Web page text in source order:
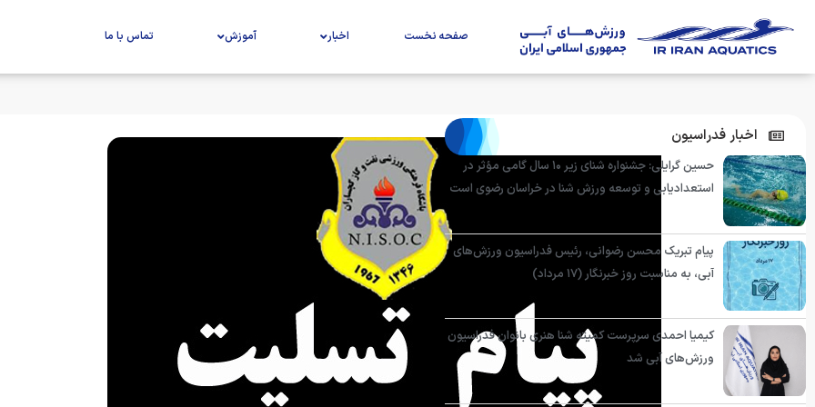
صفحه نخست اخبار آموزش تماس با ما
اخبار فدراسیون
حسین گرایلی: جشنواره شنای زیر ۱۰ سال گامی مؤثر در
استعدادیابی و توسعه ورزش شنا در خراسان رضوی است
پیام تبریک محسن رضوانی، رئیس فدراسیون ورزش‌های
آبی، به مناسبت روز خبرنگار (۱۷ مرداد)
کیمیا احمدی سرپرست کمیته شنا هنری بانوان فدراسیون
ورزش‌های آبی شد